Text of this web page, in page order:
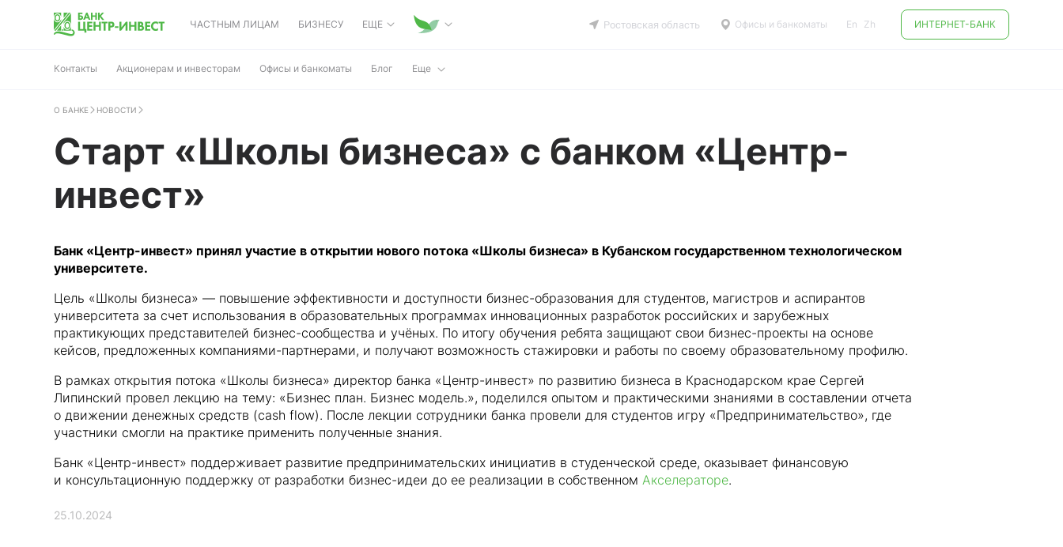
ЧАСТНЫМ ЛИЦАМ БИЗНЕСУ ЕЩЕ Ростовская область Офисы и банкоматы En Zh ИНТЕРНЕТ-БАНК
Контакты Акционерам и инвесторам Офисы и банкоматы Блог Еще
О БАНКЕ НОВОСТИ
Старт «Школы бизнеса» с банком «Центр-
инвест»
Банк «Центр-инвест» принял участие в открытии нового потока «Школы бизнеса» в Кубанском государственном технологическом
университете.
Цель «Школы бизнеса» — повышение эффективности и доступности бизнес-образования для студентов, магистров и аспирантов
университета за счет использования в образовательных программах инновационных разработок российских и зарубежных
практикующих представителей бизнес-сообщества и учёных. По итогу обучения ребята защищают свои бизнес-проекты на основе
кейсов, предложенных компаниями-партнерами, и получают возможность стажировки и работы по своему образовательному профилю.
В рамках открытия потока «Школы бизнеса» директор банка «Центр-инвест» по развитию бизнеса в Краснодарском крае Сергей
Липинский провел лекцию на тему: «Бизнес план. Бизнес модель.», поделился опытом и практическими знаниями в составлении отчета
о движении денежных средств (cash flow). После лекции сотрудники банка провели для студентов игру «Предпринимательство», где
участники смогли на практике применить полученные знания.
Банк «Центр-инвест» поддерживает развитие предпринимательских инициатив в студенческой среде, оказывает финансовую
и консультационную поддержку от разработки бизнес-идеи до ее реализации в собственном Акселераторе.
25.10.2024